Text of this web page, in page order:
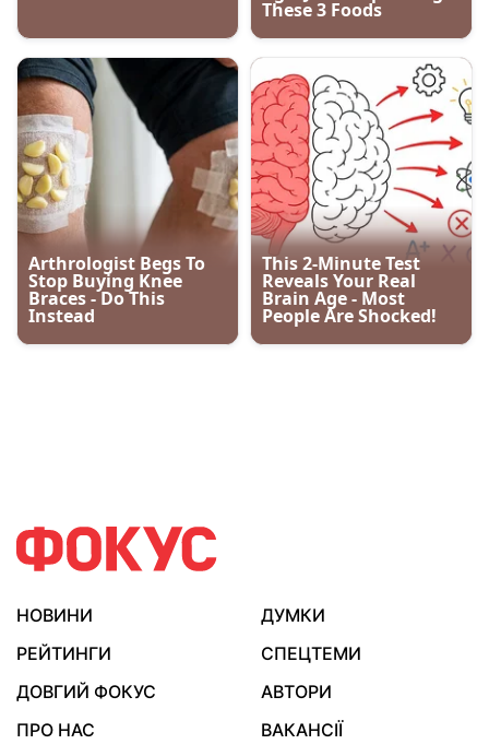
НОВИНИ
ДУМКИ
РЕЙТИНГИ
СПЕЦТЕМИ
ДОВГИЙ ФОКУС
АВТОРИ
ПРО НАС
ВАКАНСІЇ